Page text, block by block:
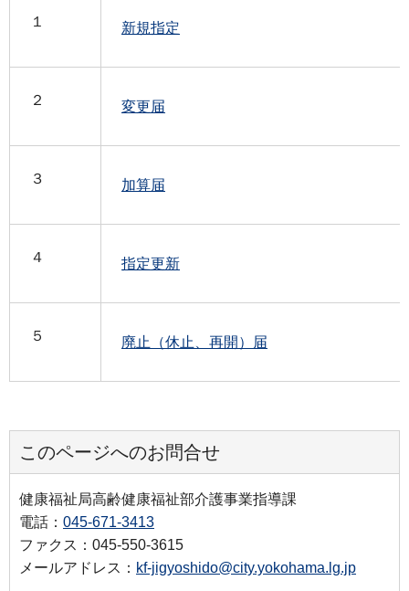
１ 新規指定
２ 変更届
３ 加算届
４ 指定更新
５ 廃止（休止、再開）届
このページへのお問合せ
健康福祉局高齢健康福祉部介護事業指導課
電話： 045-671-3413
ファクス：045-550-3615
メールアドレス： kf-jigyoshido@city.yokohama.lg.jp